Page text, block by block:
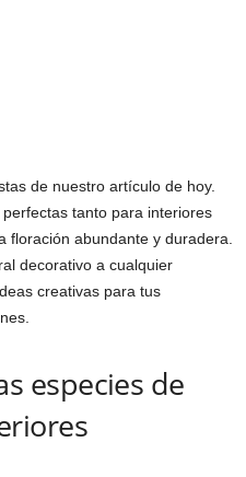
de nuestro artículo de hoy.
tanto para interiores
floración abundante y duradera.
decorativo a cualquier
creativas para tus
especies de